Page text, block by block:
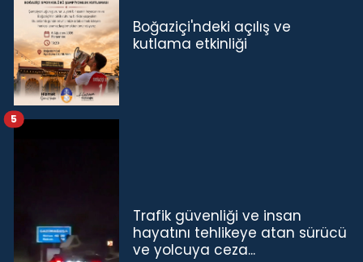
Boğaziçi'ndeki açılış ve
kutlama etkinliği
Trafik güvenliği ve insan
hayatını tehlikeye atan sürücü
ve yolcuya ceza...
5